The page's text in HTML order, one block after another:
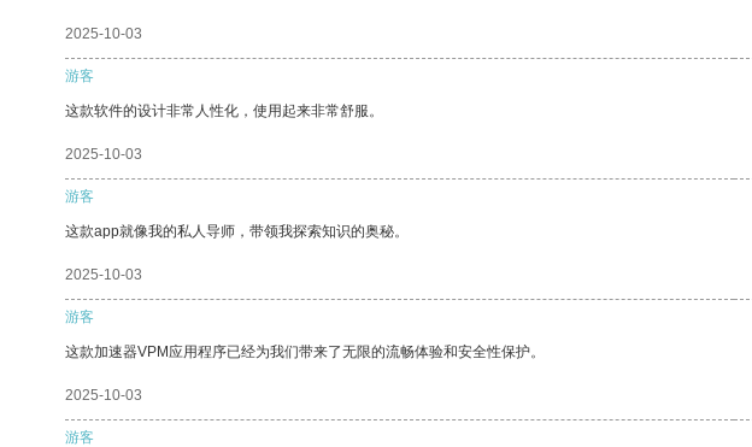
2025-10-03
游客
这款软件的设计非常人性化，使用起来非常舒服。
2025-10-03
游客
这款app就像我的私人导师，带领我探索知识的奥秘。
2025-10-03
游客
这款加速器VPM应用程序已经为我们带来了无限的流畅体验和安全性保护。
2025-10-03
游客